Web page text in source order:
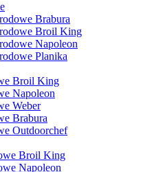
Brabura
Broil King
Napoleon
Planika
Broil King
Napoleon
Weber
Brabura
Outdoorchef
Broil King
Napoleon